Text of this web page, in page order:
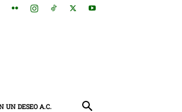
UN DESEO A.C.